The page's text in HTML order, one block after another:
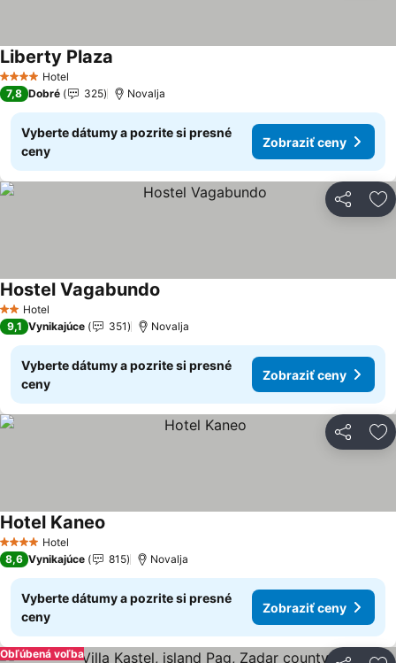
4 Počet hviezdičiek
Hotel
Liberty Plaza
7,8 Dobré 325 Novalja
Vyberte dátumy a pozrite si presné
ceny
Zobraziť ceny
Zdieľať
2 Počet hviezdičiek
Hotel
Hostel Vagabundo
9,1 Vynikajúce 351 Novalja
Vyberte dátumy a pozrite si presné
ceny
Zobraziť ceny
Zdieľať
4 Počet hviezdičiek
Hotel
Hotel Kaneo
8,6 Vynikajúce 815 Novalja
Vyberte dátumy a pozrite si presné
ceny
Zobraziť ceny
Obľúbená voľba